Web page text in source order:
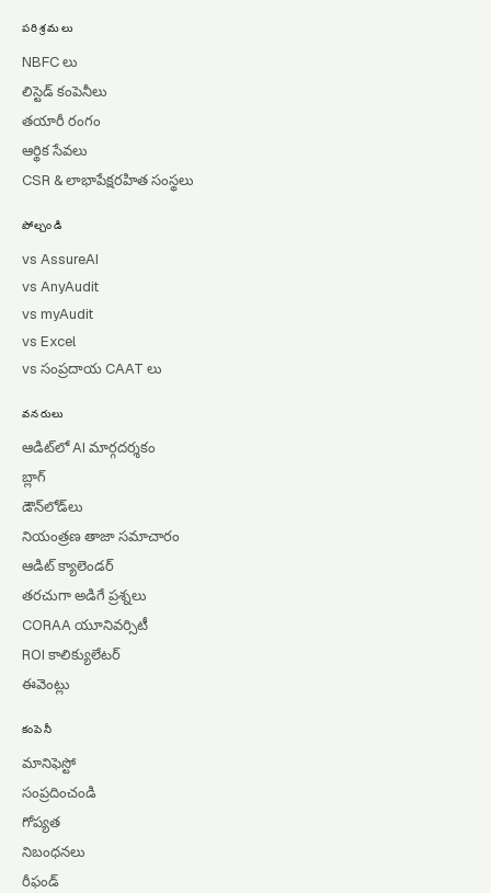
పరిశ్రమలు
NBFC లు
లిస్టెడ్ కంపెనీలు
తయారీ రంగం
ఆర్థిక సేవలు
CSR & లాభాపేక్షరహిత సంస్థలు
పోల్చండి
vs AssureAI
vs AnyAudit
vs myAudit
vs Excel
vs సంప్రదాయ CAAT లు
వనరులు
ఆడిట్‌లో AI మార్గదర్శకం
బ్లాగ్
డౌన్‌లోడ్‌లు
నియంత్రణ తాజా సమాచారం
ఆడిట్ క్యాలెండర్
తరచుగా అడిగే ప్రశ్నలు
CORAA యూనివర్సిటీ
ROI కాలిక్యులేటర్
ఈవెంట్లు
కంపెనీ
మానిఫెస్టో
సంప్రదించండి
గోప్యత
నిబంధనలు
రీఫండ్